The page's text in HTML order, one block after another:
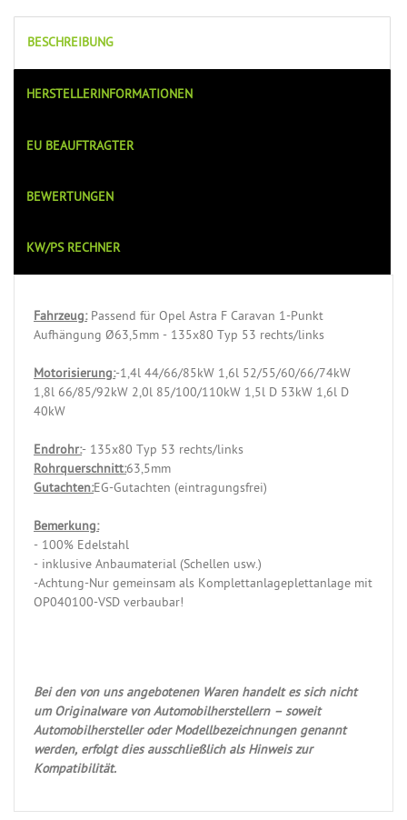
BESCHREIBUNG
HERSTELLERINFORMATIONEN
EU BEAUFTRAGTER
BEWERTUNGEN
KW/PS RECHNER
Fahrzeug:Passend für Opel Astra F Caravan 1-Punkt
Aufhängung Ø63,5mm - 135x80 Typ 53 rechts/links
Motorisierung:-1,4l 44/66/85kW 1,6l 52/55/60/66/74kW
1,8l 66/85/92kW 2,0l 85/100/110kW 1,5l D 53kW 1,6l D
40kW
Endrohr:- 135x80 Typ 53 rechts/links
Rohrquerschnitt:63,5mm
Gutachten:EG-Gutachten (eintragungsfrei)
Bemerkung:
- 100% Edelstahl
- inklusive Anbaumaterial (Schellen usw.)
-Achtung-Nur gemeinsam als Komplettanlageplettanlage mit
OP040100-VSD verbaubar!
Bei den von uns angebotenen Waren handelt es sich nicht
um Originalware von Automobilherstellern – soweit
Automobilhersteller oder Modellbezeichnungen genannt
werden, erfolgt dies ausschließlich als Hinweis zur
Kompatibilität.